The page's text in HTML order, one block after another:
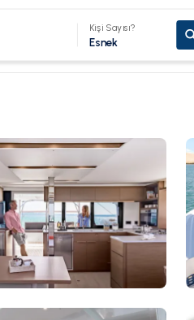
Kişi Sayısı?
Esnek